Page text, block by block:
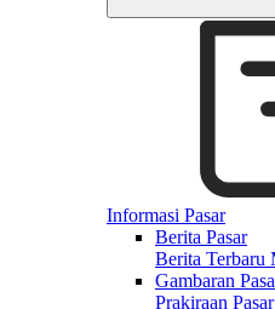
Informasi Pasar
Berita Pasar
Berita Terbaru
Gambaran
Prakiraan Pasar